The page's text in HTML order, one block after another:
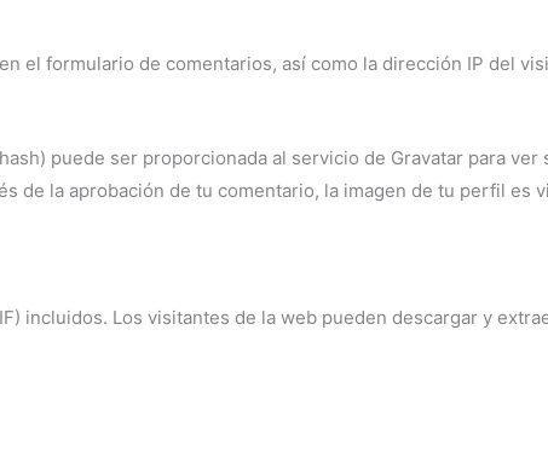
el formulario de comentarios, así como la dirección IP del
puede ser proporcionada al servicio de Gravatar para ver
de la aprobación de tu comentario, la imagen de tu perfil es
incluidos. Los visitantes de la web pueden descargar y